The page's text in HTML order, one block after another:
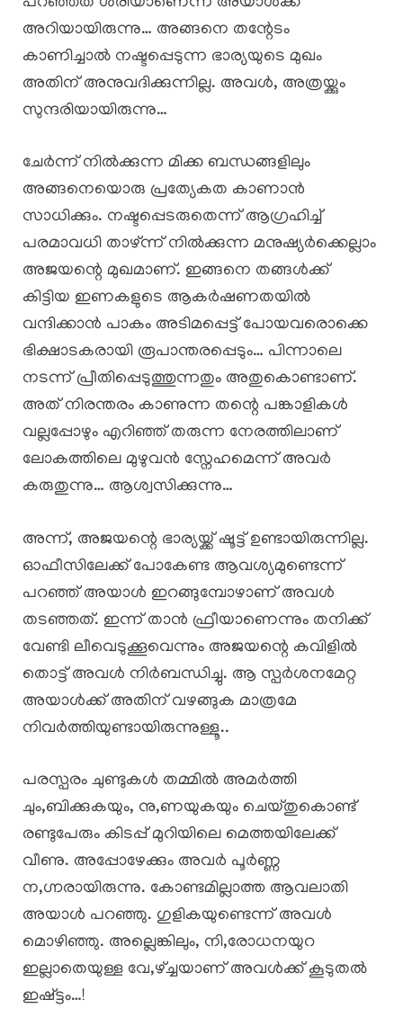
അറിയായിരുന്നു… അങ്ങനെ തന്റേടം
കാണിച്ചാൽ നഷ്ടപ്പെടുന്ന ഭാര്യയുടെ മുഖം
അതിന് അനുവദിക്കുന്നില്ല. അവൾ, അത്രയ്ക്കും
സുന്ദരിയായിരുന്നു…
ചേർന്ന് നിൽക്കുന്ന മിക്ക ബന്ധങ്ങളിലും
അങ്ങനെയൊരു പ്രത്യേകത കാണാൻ
സാധിക്കും. നഷ്ടപ്പെടരുതെന്ന് ആഗ്രഹിച്ച്
പരമാവധി താഴ്ന്ന് നിൽക്കുന്ന മനുഷ്യർക്കെല്ലാം
അജയന്റെ മുഖമാണ്. ഇങ്ങനെ തങ്ങൾക്ക്
കിട്ടിയ ഇണകളുടെ ആകർഷണതയിൽ
വന്ദിക്കാൻ പാകം അടിമപ്പെട്ട് പോയവരൊക്കെ
ഭിക്ഷാടകരായി രൂപാന്തരപ്പെടും… പിന്നാലെ
നടന്ന് പ്രീതിപ്പെടുത്തുന്നതും അതുകൊണ്ടാണ്.
അത് നിരന്തരം കാണുന്ന തന്റെ പങ്കാളികൾ
വല്ലപ്പോഴും എറിഞ്ഞ് തരുന്ന നേരത്തിലാണ്
ലോകത്തിലെ മുഴുവൻ സ്നേഹമെന്ന് അവർ
കരുതുന്നു… ആശ്വസിക്കുന്നു…
അന്ന്, അജയന്റെ ഭാര്യയ്ക്ക് ഷൂട്ട് ഉണ്ടായിരുന്നില്ല.
ഓഫീസിലേക്ക് പോകേണ്ട ആവശ്യമുണ്ടെന്ന്
പറഞ്ഞ് അയാൾ ഇറങ്ങുമ്പോഴാണ് അവൾ
തടഞ്ഞത്. ഇന്ന് താൻ ഫ്രീയാണെന്നും തനിക്ക്
വേണ്ടി ലീവെടുക്കൂവെന്നും അജയന്റെ കവിളിൽ
തൊട്ട് അവൾ നിർബന്ധിച്ചു. ആ സ്പർശനമേറ്റ
അയാൾക്ക് അതിന് വഴങ്ങുക മാത്രമേ
നിവർത്തിയുണ്ടായിരുന്നുള്ളൂ..
പരസ്പരം ചുണ്ടുകൾ തമ്മിൽ അമർത്തി
ചും,ബിക്കുകയും, നു,ണയുകയും ചെയ്തുകൊണ്ട്
രണ്ടുപേരും കിടപ്പ് മുറിയിലെ മെത്തയിലേക്ക്
വീണു. അപ്പോഴേക്കും അവർ പൂർണ്ണ
ന,ഗ്നരായിരുന്നു. കോണ്ടമില്ലാത്ത ആവലാതി
അയാൾ പറഞ്ഞു. ഗുളികയുണ്ടെന്ന് അവൾ
മൊഴിഞ്ഞു. അല്ലെങ്കിലും, നി,രോധനയുറ
ഇല്ലാതെയുള്ള വേ,ഴ്ച്ചയാണ് അവൾക്ക് കൂടുതൽ
ഇഷ്ട്ടം…!